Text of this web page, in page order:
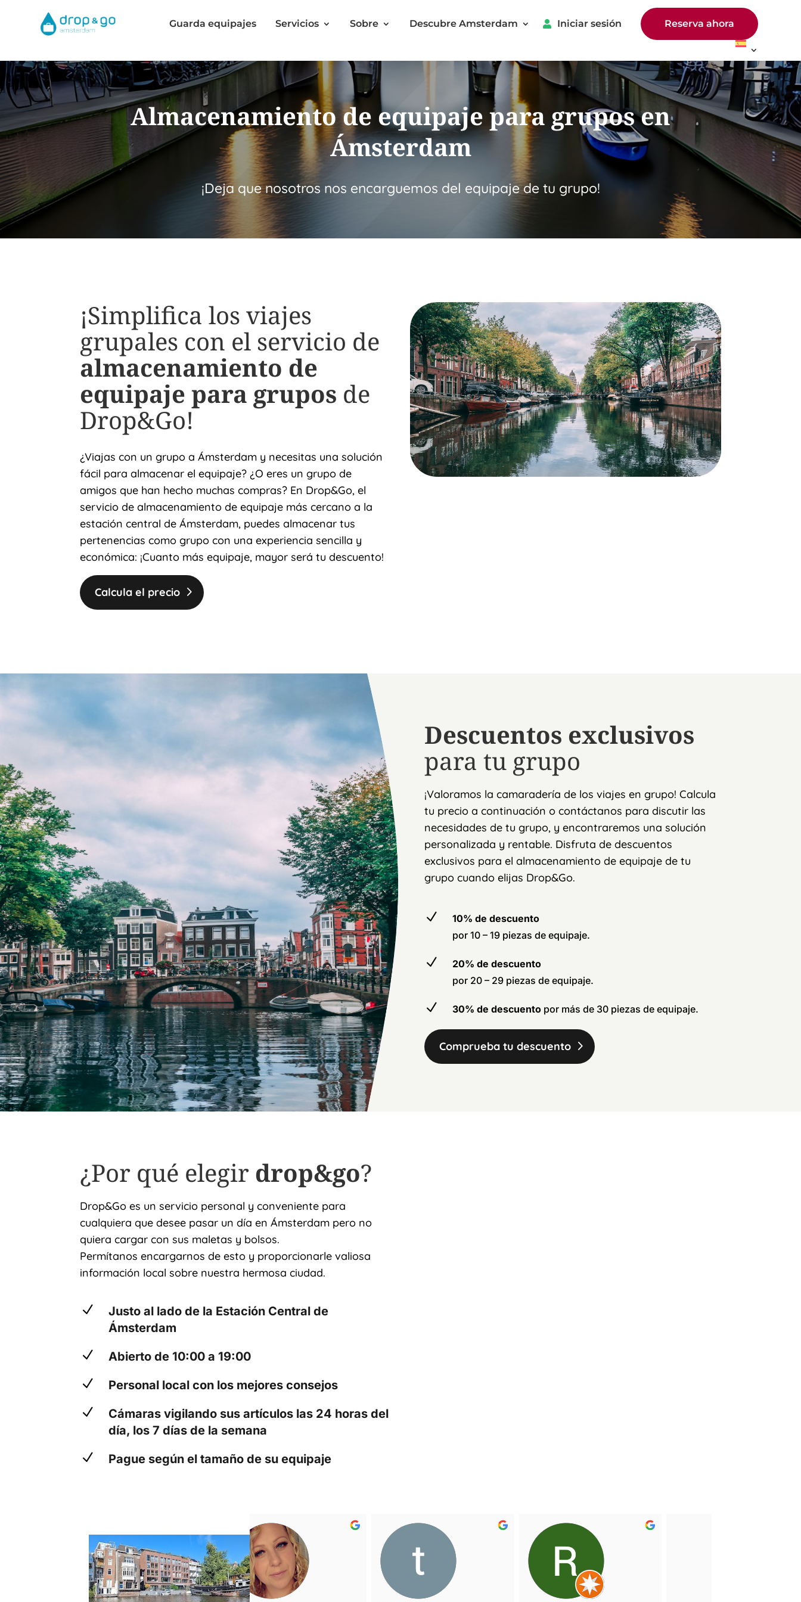
Guarda equipajes Servicios Sobre Descubre Amsterdam Iniciar sesión Reserva ahora
Almacenamiento de equipaje para grupos en
Ámsterdam
¡Deja que nosotros nos encarguemos del equipaje de tu grupo!
¡Simplifica los viajes
grupales con el servicio de
almacenamiento de
equipaje para grupos de
Drop&Go!
¿Viajas con un grupo a Ámsterdam y necesitas una solución
fácil para almacenar el equipaje? ¿O eres un grupo de
amigos que han hecho muchas compras? En Drop&Go, el
servicio de almacenamiento de equipaje más cercano a la
estación central de Ámsterdam, puedes almacenar tus
pertenencias como grupo con una experiencia sencilla y
económica: ¡Cuanto más equipaje, mayor será tu descuento!
Calcula el precio
Descuentos exclusivos
para tu grupo
¡Valoramos la camaradería de los viajes en grupo! Calcula
tu precio a continuación o contáctanos para discutir las
necesidades de tu grupo, y encontraremos una solución
personalizada y rentable. Disfruta de descuentos
exclusivos para el almacenamiento de equipaje de tu
grupo cuando elijas Drop&Go.
N
10% de descuento
por 10 – 19 piezas de equipaje.
N
20% de descuento
por 20 – 29 piezas de equipaje.
N 30% de descuento por más de 30 piezas de equipaje.
Comprueba tu descuento
¿Por qué elegir drop&go?
Drop&Go es un servicio personal y conveniente para
cualquiera que desee pasar un día en Ámsterdam pero no
quiera cargar con sus maletas y bolsos.
Permítanos encargarnos de esto y proporcionarle valiosa
información local sobre nuestra hermosa ciudad.
N
Justo al lado de la Estación Central de
Ámsterdam
N Abierto de 10:00 a 19:00
N Personal local con los mejores consejos
N
Cámaras vigilando sus artículos las 24 horas del
día, los 7 días de la semana
N Pague según el tamaño de su equipaje